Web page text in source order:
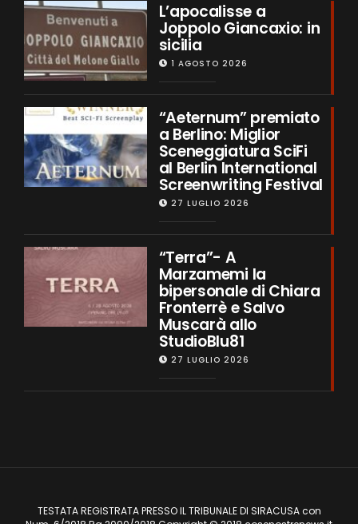
L’apocalisse a
Joppolo Giancaxio: in
sicilia
1 AGOSTO 2026
“Aeternum” premiato
a Berlino: Miglior
Sceneggiatura SciFi
al Berlin International
Screenwriting Festival
27 LUGLIO 2026
“Terra”- A
Marzamemi la
bipersonale di Chiara
Fronterrè e Salvo
Muscarà allo
StudioBlu81
27 LUGLIO 2026
TESTATA REGISTRATA PRESSO IL TRIBUNALE DI SIRACUSA con